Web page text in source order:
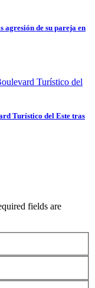
de su pareja en
Turístico del Este tras
fields are